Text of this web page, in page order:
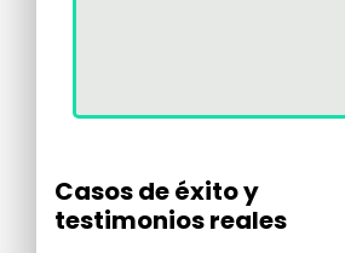
Casos de éxito y
testimonios reales